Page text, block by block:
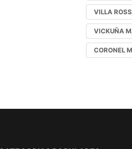
VILLA
VICKUÑA
CORONEL